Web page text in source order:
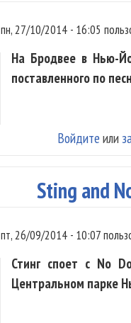
пн, 27/10/2014 - 16:05
На Бродвее в Нью-
поставленного по
Войдите или
Sting and
пт, 26/09/2014 - 10:07
Стинг споет с No
Центральном парке